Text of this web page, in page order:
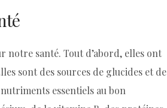
notre santé. Tout d’abord, elles ont
sont des sources de glucides et de
essentiels au bon